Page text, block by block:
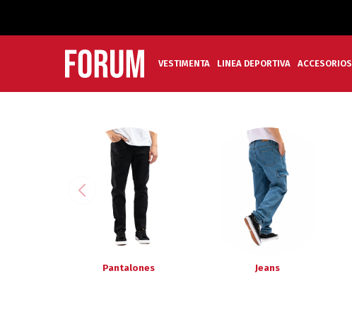
VESTIMENTA LINEA DEPORTIVA ACCESORIOS
Pantalones Jeans